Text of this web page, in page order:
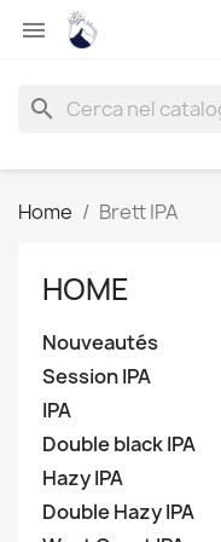

search
Home Brett IPA
HOME
Nouveautés
Session IPA
IPA
Double black IPA
Hazy IPA
Double Hazy IPA